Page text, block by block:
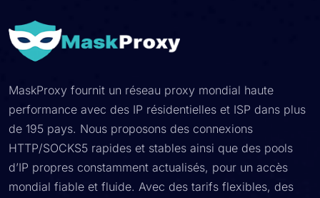
MaskProxy fournit un réseau proxy mondial haute
performance avec des IP résidentielles et ISP dans plus
de 195 pays. Nous proposons des connexions
HTTP/SOCKS5 rapides et stables ainsi que des pools
d’IP propres constamment actualisés, pour un accès
mondial fiable et fluide. Avec des tarifs flexibles, des